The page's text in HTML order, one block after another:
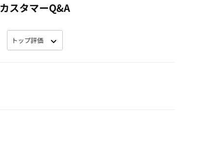
カスタマーQ&A